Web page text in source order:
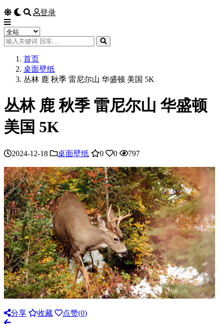
登录
首页
桌面壁纸
丛林 鹿 秋季 雷尼尔山 华盛顿 美国 5K
丛林 鹿 秋季 雷尼尔山 华盛顿
美国 5K
2024-12-18 桌面壁纸 0 0 797
分享 收藏 点赞(0)